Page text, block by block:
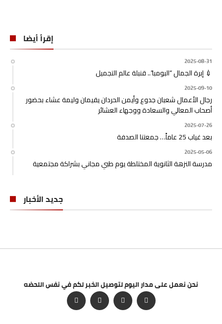
إقرأ أيضا
2025-08-31
💉 إبرة الجمال “البومبا”.. قنبلة عالم التجميل
2025-09-10
رجال الأعمال شعبان جدوع وأيمن الحردان يقيمان وليمة عشاء بحضور
أصحاب المعالي والسعادة ووجهاء العشائر
2025-07-26
بعد غياب 25 عاماً… جمعتنا الصدفة
2025-05-06
مدرسة النزهة الثانوية المختلطة يوم طبي مجاني بشراكة مجتمعية
جديد الأخبار
نحن نعمل على مدار اليوم لتوصيل الخبر لكم في نفس اللحضه